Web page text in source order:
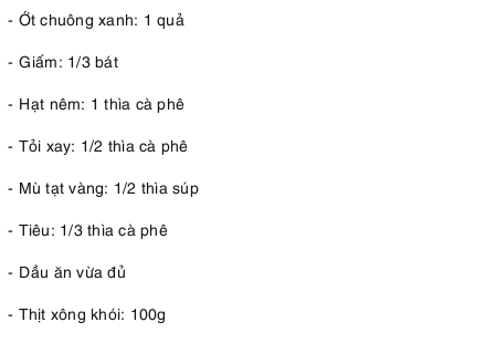
- Ớt chuông xanh: 1 quả
- Giấm: 1/3 bát
- Hạt nêm: 1 thìa cà phê
- Tỏi xay: 1/2 thìa cà phê
- Mù tạt vàng: 1/2 thìa súp
- Tiêu: 1/3 thìa cà phê
- Dầu ăn vừa đủ
- Thịt xông khói: 100g